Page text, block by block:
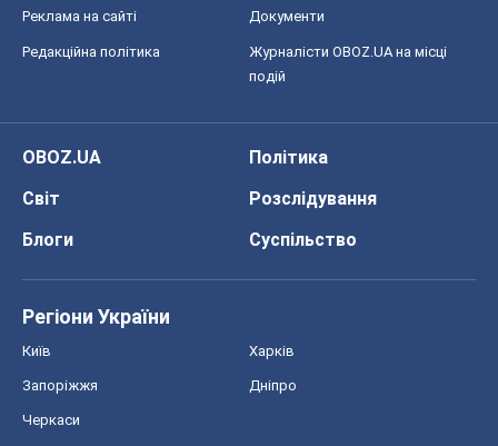
Реклама на сайті Документи
Редакційна політика
Журналісти OBOZ.UA на місці
подій
OBOZ.UA
Політика
Світ
Розслідування
Блоги
Суспільство
Регіони України
Київ Харків
Запоріжжя Дніпро
Черкаси